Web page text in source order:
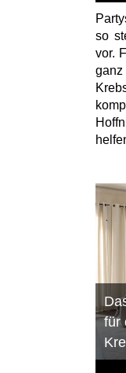
so
vor.
für